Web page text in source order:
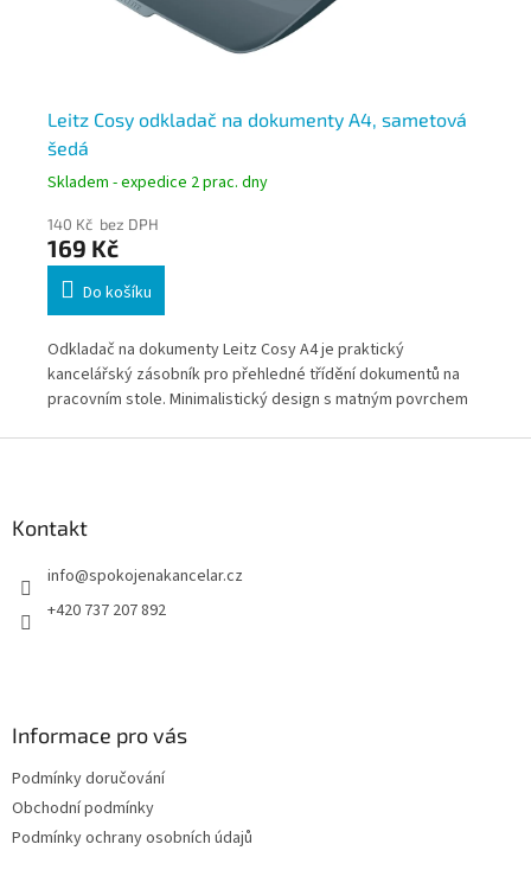
Leitz Cosy odkladač na dokumenty A4, sametová
šedá
Skladem - expedice 2 prac. dny
140 Kč bez DPH
169 Kč
Do košíku
Odkladač na dokumenty Leitz Cosy A4 je praktický
kancelářský zásobník pro přehledné třídění dokumentů na
pracovním stole. Minimalistický design s matným povrchem
Kontakt
info@spokojenakancelar.cz
+420 737 207 892
Informace pro vás
Podmínky doručování
Obchodní podmínky
Podmínky ochrany osobních údajů